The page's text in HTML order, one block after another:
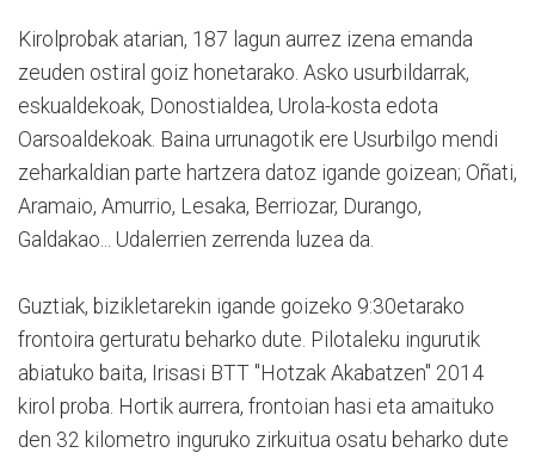
Kirolprobak atarian, 187 lagun aurrez izena emanda
zeuden ostiral goiz honetarako. Asko usurbildarrak,
eskualdekoak, Donostialdea, Urola-kosta edota
Oarsoaldekoak. Baina urrunagotik ere Usurbilgo mendi
zeharkaldian parte hartzera datoz igande goizean; Oñati,
Aramaio, Amurrio, Lesaka, Berriozar, Durango,
Galdakao... Udalerrien zerrenda luzea da.
Guztiak, bizikletarekin igande goizeko 9:30etarako
frontoira gerturatu beharko dute. Pilotaleku ingurutik
abiatuko baita, Irisasi BTT "Hotzak Akabatzen" 2014
kirol proba. Hortik aurrera, frontoian hasi eta amaituko
den 32 kilometro inguruko zirkuitua osatu beharko dute